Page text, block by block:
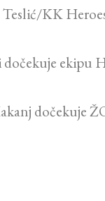
KK
ekipu
dočekuje